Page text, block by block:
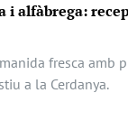
i alfàbrega:
fresca amb
a la Cerdanya.